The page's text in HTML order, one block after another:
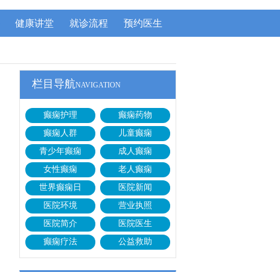
健康讲堂 就诊流程 预约医生
栏目导航NAVIGATION
癫痫护理
癫痫药物
癫痫人群
儿童癫痫
青少年癫痫
成人癫痫
女性癫痫
老人癫痫
世界癫痫日
医院新闻
医院环境
营业执照
医院简介
医院医生
癫痫疗法
公益救助